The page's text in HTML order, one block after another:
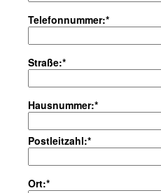
Telefonnummer:*
Straße:*
Hausnummer:*
Postleitzahl:*
Ort:*